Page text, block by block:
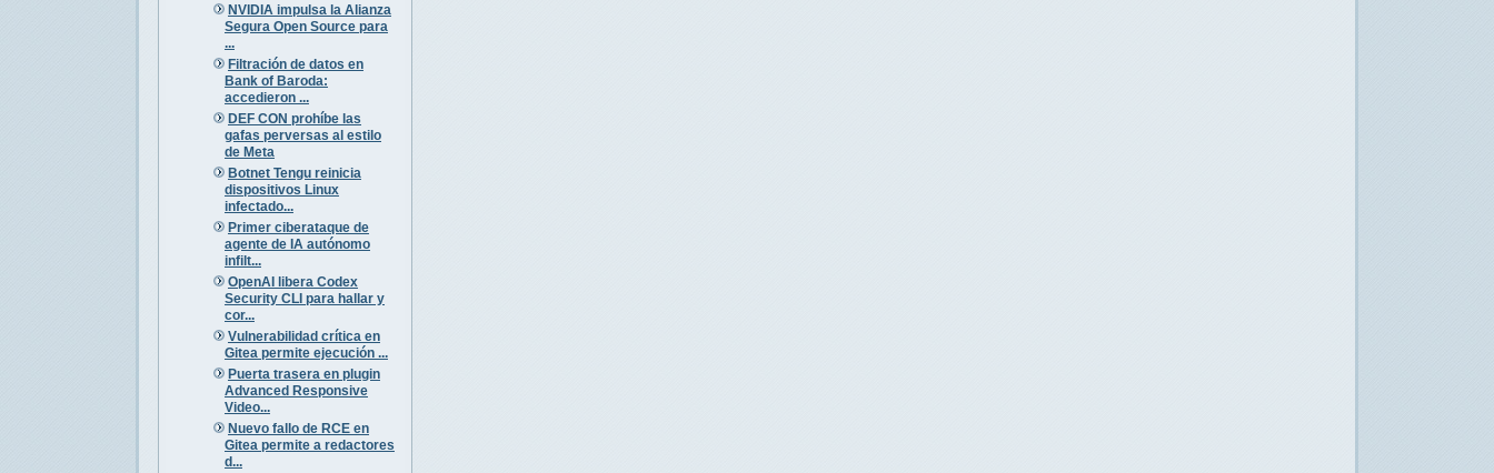
NVIDIA impulsa la Alianza
Segura Open Source para
...
Filtración de datos en
Bank of Baroda:
accedieron ...
DEF CON prohíbe las
gafas perversas al estilo
de Meta
Botnet Tengu reinicia
dispositivos Linux
infectado...
Primer ciberataque de
agente de IA autónomo
infilt...
OpenAI libera Codex
Security CLI para hallar y
cor...
Vulnerabilidad crítica en
Gitea permite ejecución ...
Puerta trasera en plugin
Advanced Responsive
Video...
Nuevo fallo de RCE en
Gitea permite a redactores
d...